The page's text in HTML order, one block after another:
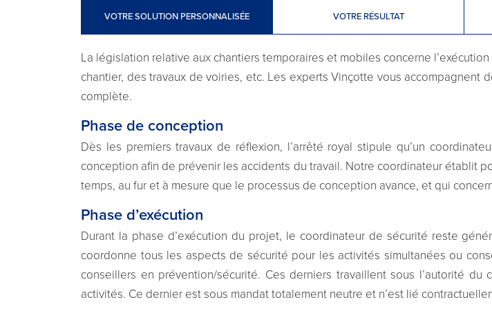
VOTRE SOLUTION PERSONNALISÉE VOTRE RÉSULTAT
La législation relative aux chantiers temporaires et mobiles concerne
chantier, des travaux de voiries, etc. Les experts Vinçotte vous
complète.
Phase de conception
Dès les premiers travaux de réflexion, l’arrêté royal stipule qu’un
conception afin de prévenir les accidents du travail. Notre coordinateur établit
temps, au fur et à mesure que le processus de conception avance, et qui
Phase d’exécution
Durant la phase d’exécution du projet, le coordinateur de sécurité reste
coordonne tous les aspects de sécurité pour les activités simultanées ou
conseillers en prévention/sécurité. Ces derniers travaillent sous l’autorité
activités. Ce dernier est sous mandat totalement neutre et n’est lié